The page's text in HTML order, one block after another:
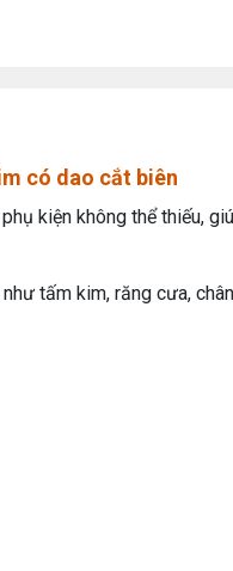
có dao cắt biên
kiện không thể thiếu,
tấm kim, răng cưa,